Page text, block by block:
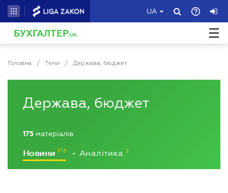
UA
БУХГАЛТЕР.UA
Головна / Теми / Держава, бюджет
Держава, бюджет
175 матеріалів
Новини • Аналітика